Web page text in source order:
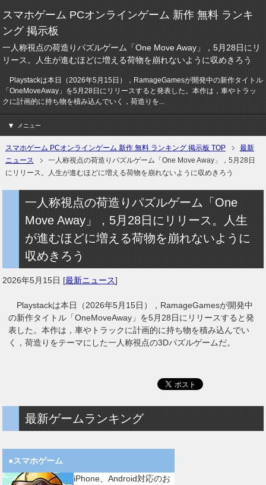
スマホゲーム PCオンラインゲーム 新作 無料 ランキ
ング 掲示板
一人称視点の荷造りパズルゲーム「One Move Away」，5月28日にリ
リース。人生が進むほどに増える荷物を崩れないように収めきろう
Playstackは本日（2026年5月15日），RamageGamesが開発中の新作タイトル
「OneMoveAway」を5月28日にリリースすると発表した。本作は，車やトラッ
クに計画的に持ち物を積み込んでいく，荷造りを...
メニュー
スマホゲーム PCオンラインゲーム 新作 無料 ランキング 掲示板 TOP
最新
ニュース
一人称視点の荷造りパズルゲーム「One Move Away」，5月28日
にリリース。人生が進むほどに増える荷物を崩れないように収めきろう
一人称視点の荷造りパズルゲーム「One
Move Away」，5月28日にリリース。人生
が進むほどに増える荷物を崩れないように
収めきろう
2026年5月15日 [最新ニュース]
Playstackは本日（2026年5月15日），RamageGamesが開発中
の新作タイトル「OneMoveAway」を5月28日にリリースすると発
表した。本作は，車やトラックに計画的に持ち物を積み込んでい
く，荷造りをテーマにした一人称視点の3Dパズルゲームだ。
最新ゲームランキング
●スマホゲーム
iPhone、Android対応のお